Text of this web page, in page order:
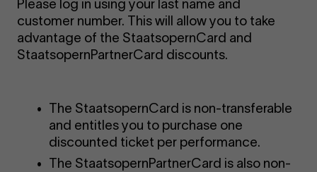
Please log in using your last name and
customer number. This will allow you to take
advantage of the StaatsopernCard and
StaatsopernPartnerCard discounts.
The StaatsopernCard is non-transferable
and entitles you to purchase one
discounted ticket per performance.
The StaatsopernPartnerCard is also non-